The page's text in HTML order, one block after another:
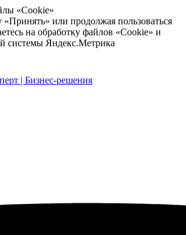
«Cookie»
или продолжая пользоваться
на обработку файлов «Cookie» и
системы Яндекс.Метрика
| Бизнес-решения